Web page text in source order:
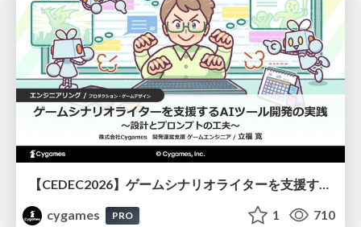
【CEDEC2026】ゲームシナリオライターを支援するAIツール開発の実践 ― 設計とプロンプトの工夫 ―
cygames
PRO 1 710